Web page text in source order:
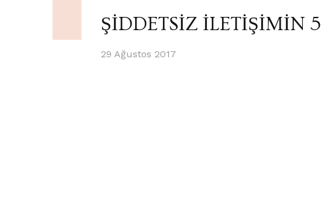
ŞİDDETSİZ İLETİŞİMİN
29 Ağustos 2017